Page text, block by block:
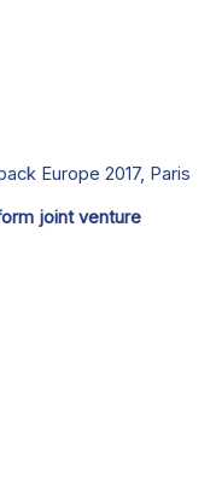
Europe 2017, Paris
joint venture